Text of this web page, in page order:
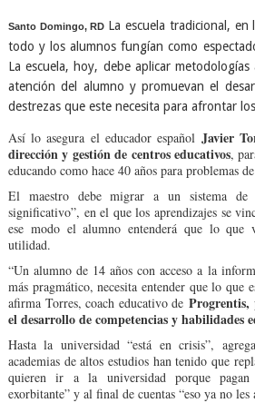
Santo Domingo, RD La escuela tradicional,
todo y los alumnos fungían como
La escuela, hoy, debe aplicar
atención del alumno y promuevan el
destrezas que este necesita para afrontar
Así lo asegura el educador españolJavier
dirección y gestión de centros educativos,
educando como hace 40 años para problemas
El maestro debe migrar a un sistema de
significativo”, en el que los aprendizajes se
ese modo el alumno entenderá que lo que
utilidad.
“Un alumno de 14 años con acceso a la
más pragmático, necesita entender que lo que
afirma Torres, coach educativo deProgrentis,
el desarrollo de competencias y habilidades
Hasta la universidad “está en crisis”,
academias de altos estudios han tenido que
quieren ir a la universidad porque
exorbitante” y al final de cuentas “eso ya no les